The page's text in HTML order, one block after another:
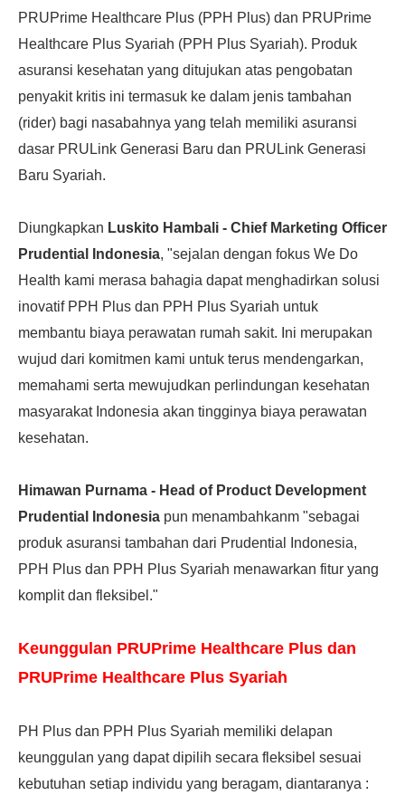
PRUPrime Healthcare Plus (PPH Plus) dan PRUPrime
Healthcare Plus Syariah (PPH Plus Syariah). Produk
asuransi kesehatan yang ditujukan atas pengobatan
penyakit kritis ini termasuk ke dalam jenis tambahan
(rider) bagi nasabahnya yang telah memiliki asuransi
dasar PRULink Generasi Baru dan PRULink Generasi
Baru Syariah.
Diungkapkan Luskito Hambali - Chief Marketing Officer
Prudential Indonesia, "sejalan dengan fokus We Do
Health kami merasa bahagia dapat menghadirkan solusi
inovatif PPH Plus dan PPH Plus Syariah untuk
membantu biaya perawatan rumah sakit. Ini merupakan
wujud dari komitmen kami untuk terus mendengarkan,
memahami serta mewujudkan perlindungan kesehatan
masyarakat Indonesia akan tingginya biaya perawatan
kesehatan.
Himawan Purnama - Head of Product Development
Prudential Indonesia pun menambahkanm "sebagai
produk asuransi tambahan dari Prudential Indonesia,
PPH Plus dan PPH Plus Syariah menawarkan fitur yang
komplit dan fleksibel."
Keunggulan PRUPrime Healthcare Plus dan
PRUPrime Healthcare Plus Syariah
PH Plus dan PPH Plus Syariah memiliki delapan
keunggulan yang dapat dipilih secara fleksibel sesuai
kebutuhan setiap individu yang beragam, diantaranya :